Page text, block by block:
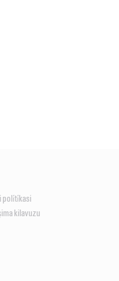
poli̇ti̇kasi
kilavuzu